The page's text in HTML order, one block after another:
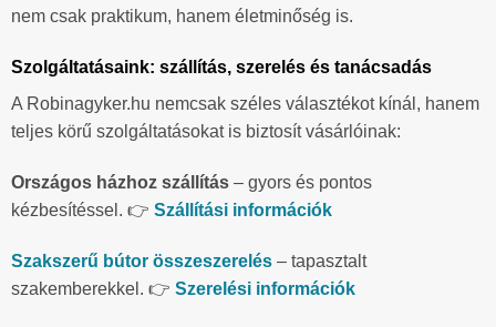
nem csak praktikum, hanem életminőség is.
Szolgáltatásaink: szállítás, szerelés és tanácsadás
A Robinagyker.hu nemcsak széles választékot kínál, hanem
teljes körű szolgáltatásokat is biztosít vásárlóinak:
Országos házhoz szállítás – gyors és pontos
kézbesítéssel. 👉 Szállítási információk
Szakszerű bútor összeszerelés – tapasztalt
szakemberekkel. 👉 Szerelési információk